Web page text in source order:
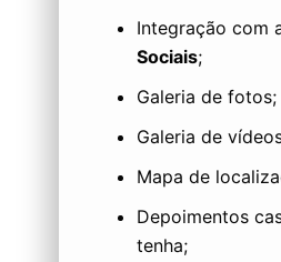
Integração com
Sociais;
Galeria de fotos;
Galeria de
Mapa de
Depoimentos
tenha;